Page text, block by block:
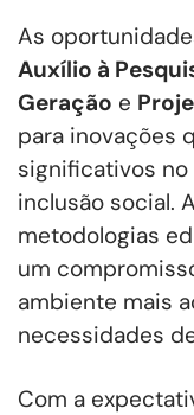
As
Auxílio à
Geração e
para inovações
significativos
inclusão social.
metodologias
um
ambiente mais
necessidades
Com a